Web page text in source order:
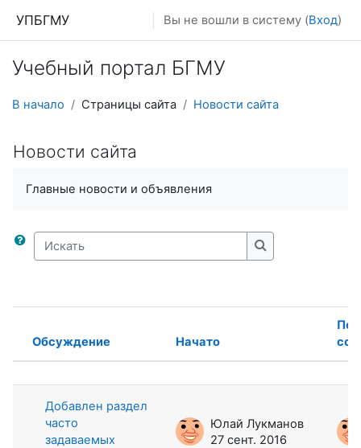
УПБГМУ Вы не вошли в систему (Вход)
Учебный портал БГМУ
В начало Страницы сайта Новости сайта
Новости сайта
Главные новости и объявления
Искать
Искать
Статус
Обсуждение Начато
Добавлен раздел
часто
задаваемых
Юлай Лукманов
27 сент. 2016